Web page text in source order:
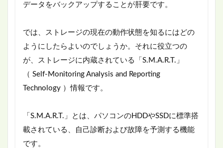
データをバックアップすることが肝要です。
では、ストレージの現在の動作状態を知るにはどの
ようにしたらよいのでしょうか。それに役立つの
が、ストレージに内蔵されている「S.M.A.R.T.」
（ Self-Monitoring Analysis and Reporting
Technology ）情報です。
「S.M.A.R.T.」とは、パソコンのHDDやSSDに標準搭
載されている、自己診断および故障を予測する機能
です。